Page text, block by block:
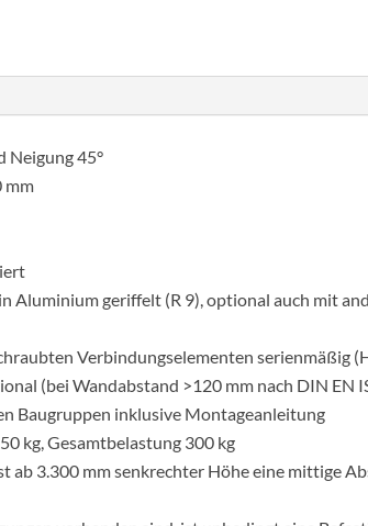
8
Neigung 45°
mm
geriffelt (R 9), optional auch mit
Verbindungselementen serienmäßig
(bei Wandabstand >120 mm nach DIN EN
Baugruppen inklusive Montageanleitung
kg, Gesamtbelastung 300 kg
ab 3.300 mm senkrechter Höhe eine mittige